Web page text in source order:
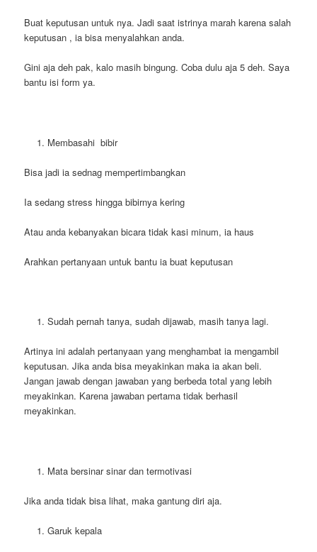
Buat keputusan untuk nya. Jadi saat istrinya marah karena salah
keputusan , ia bisa menyalahkan anda.
Gini aja deh pak, kalo masih bingung. Coba dulu aja 5 deh. Saya
bantu isi form ya.
Membasahi bibir
Bisa jadi ia sednag mempertimbangkan
Ia sedang stress hingga bibirnya kering
Atau anda kebanyakan bicara tidak kasi minum, ia haus
Arahkan pertanyaan untuk bantu ia buat keputusan
Sudah pernah tanya, sudah dijawab, masih tanya lagi.
Artinya ini adalah pertanyaan yang menghambat ia mengambil
keputusan. Jika anda bisa meyakinkan maka ia akan beli.
Jangan jawab dengan jawaban yang berbeda total yang lebih
meyakinkan. Karena jawaban pertama tidak berhasil
meyakinkan.
Mata bersinar sinar dan termotivasi
Jika anda tidak bisa lihat, maka gantung diri aja.
Garuk kepala